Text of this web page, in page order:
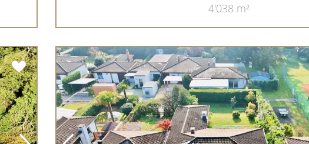
4'038 m²